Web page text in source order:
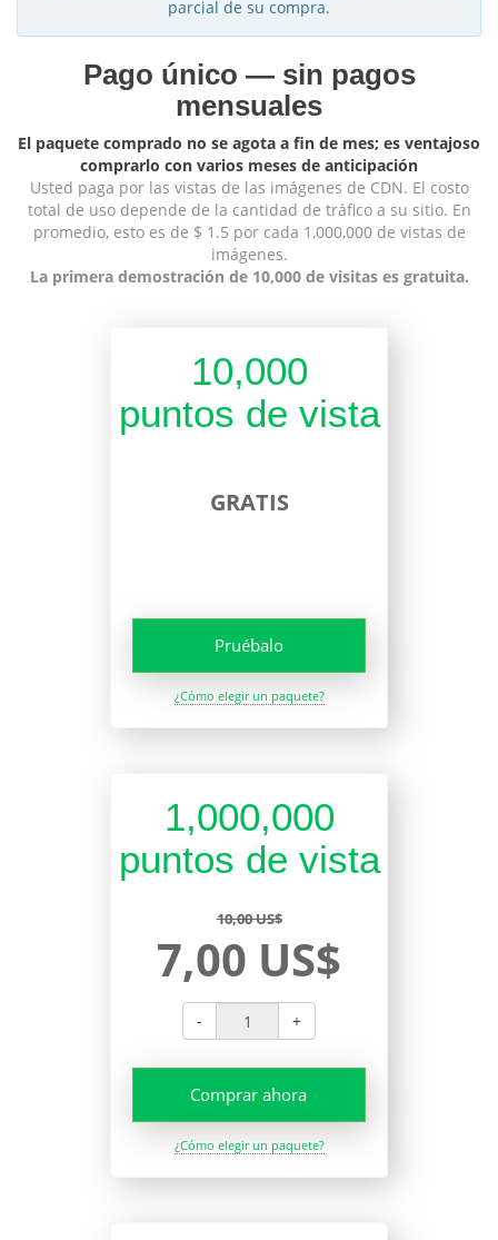
parcial de su compra.
Pago único — sin pagos
mensuales
El paquete comprado no se agota a fin de mes; es ventajoso
comprarlo con varios meses de anticipación
Usted paga por las vistas de las imágenes de CDN. El costo
total de uso depende de la cantidad de tráfico a su sitio. En
promedio, esto es de $ 1.5 por cada 1,000,000 de vistas de
imágenes.
La primera demostración de 10,000 de visitas es gratuita.
10,000
puntos de vista
GRATIS
Pruébalo
¿Cómo elegir un paquete?
1,000,000
puntos de vista
10,00 US$
7,00 US$
- +
Comprar ahora
¿Cómo elegir un paquete?